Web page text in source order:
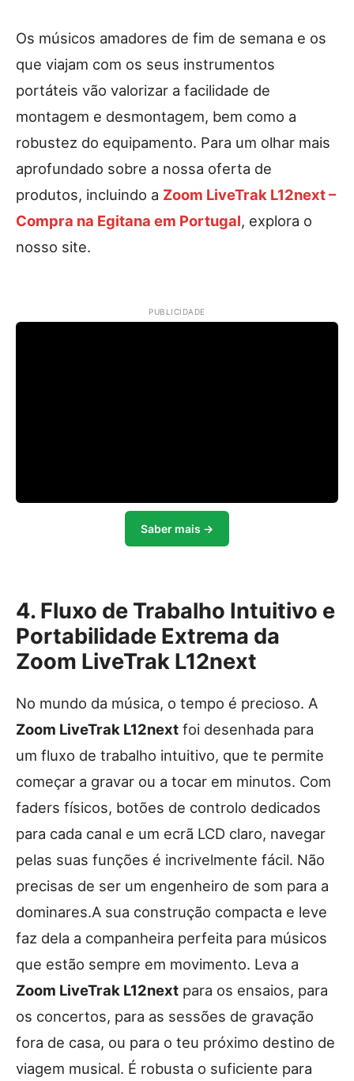
Os músicos amadores de fim de semana e os
que viajam com os seus instrumentos
portáteis vão valorizar a facilidade de
montagem e desmontagem, bem como a
robustez do equipamento. Para um olhar mais
aprofundado sobre a nossa oferta de
produtos, incluindo a Zoom LiveTrak L12next–
Compra na Egitana em Portugal, explora o
nosso site.
PUBLICIDADE
Saber mais →
4. Fluxo de Trabalho Intuitivo e
Portabilidade Extrema da
Zoom LiveTrak L12next
No mundo da música, o tempo é precioso. A
Zoom LiveTrak L12next foi desenhada para
um fluxo de trabalho intuitivo, que te permite
começar a gravar ou a tocar em minutos. Com
faders físicos, botões de controlo dedicados
para cada canal e um ecrã LCD claro, navegar
pelas suas funções é incrivelmente fácil. Não
precisas de ser um engenheiro de som para a
dominares.A sua construção compacta e leve
faz dela a companheira perfeita para músicos
que estão sempre em movimento. Leva a
Zoom LiveTrak L12next para os ensaios, para
os concertos, para as sessões de gravação
fora de casa, ou para o teu próximo destino de
viagem musical. É robusta o suficiente para